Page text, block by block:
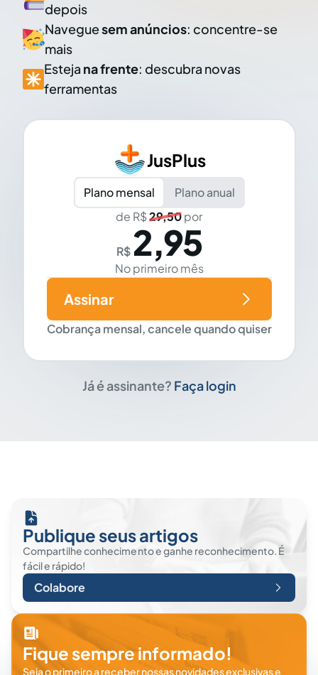
depois
Naveguesem anúncios: concentre-se
mais
Esteja na frente: descubra novas
ferramentas
JusPlus
Plano mensal
Plano anual
de R$29,50por
R$ 2,95
No primeiro mês
Cobrança mensal, cancele quando quiser
Assinar
Já é assinante? Faça login
Publique seus artigos
Compartilhe conhecimento e ganhe reconhecimento. É
fácil e rápido!
Colabore
Fique sempre informado!
Seja o primeiro a receber nossas novidades exclusivas e